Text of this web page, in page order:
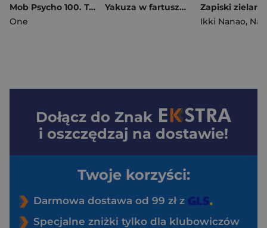
Mob Psycho 100. Tom 6
One
Yakuza w fartuszku. Kodeks perfekcyjnego pana domu. Tom 12
Ikki Nanao, Natsu
Dołącz do Znak
i oszczędzaj na dostawie!
Twoje korzyści:
Darmowa dostawa od 99 zł z
Specjalne zniżki tylko dla klubowiczów